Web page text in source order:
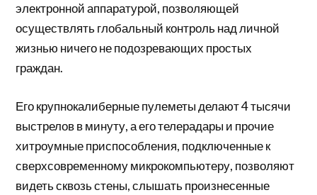
электронной аппаратурой, позволяющей
осуществлять глобальный контроль над личной
жизнью ничего не подозревающих простых
граждан.
Его крупнокалиберные пулеметы делают 4 тысячи
выстрелов в минуту, а его телерадары и прочие
хитроумные приспособления, подключенные к
сверхсовременному микрокомпьютеру, позволяют
видеть сквозь стены, слышать произнесенные